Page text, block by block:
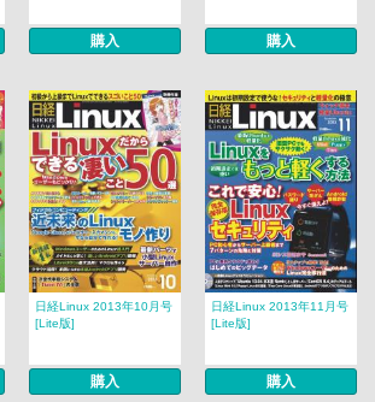
購入 購入
日経Linux 2013年10月号
[Lite版]
購入
日経Linux 2013年11月号
[Lite版]
購入